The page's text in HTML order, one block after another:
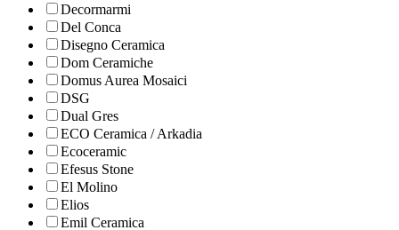
Decormarmi
Del Conca
Disegno Ceramica
Dom Ceramiche
Domus Aurea Mosaici
DSG
Dual Gres
ECO Ceramica / Arkadia
Ecoceramic
Efesus Stone
El Molino
Elios
Emil Ceramica